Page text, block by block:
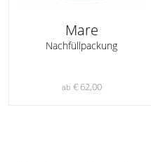
Mare
Nachfüllpackung
ab € 62,00